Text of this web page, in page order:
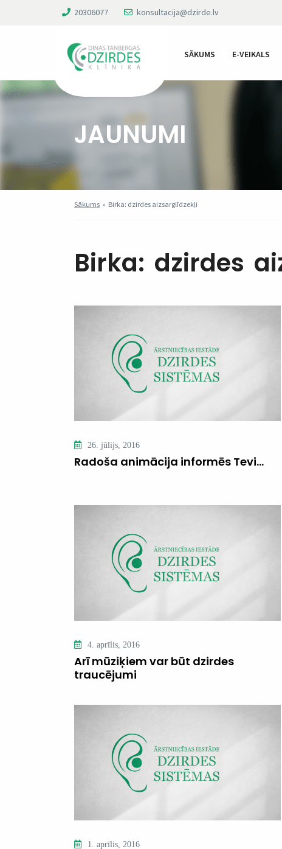
20306077 konsultacija@dzirde.lv
SĀKUMS E-VEIKALS
JAUNUMI
Sākums » Birka: dzirdes aizsarglīdzekļi
Birka: dzirdes
26. jūlijs, 2016
Radoša animācija informēs Tevi…
4. aprīlis, 2016
Arī mūziķiem var būt dzirdes
traucējumi
1. aprīlis, 2016